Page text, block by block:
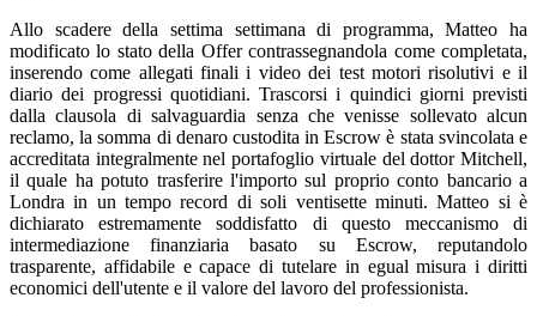
Allo scadere della settima settimana di programma, Matteo ha
modificato lo stato della Offer contrassegnandola come completata,
inserendo come allegati finali i video dei test motori risolutivi e il
diario dei progressi quotidiani. Trascorsi i quindici giorni previsti
dalla clausola di salvaguardia senza che venisse sollevato alcun
reclamo, la somma di denaro custodita in Escrow è stata svincolata e
accreditata integralmente nel portafoglio virtuale del dottor Mitchell,
il quale ha potuto trasferire l'importo sul proprio conto bancario a
Londra in un tempo record di soli ventisette minuti. Matteo si è
dichiarato estremamente soddisfatto di questo meccanismo di
intermediazione finanziaria basato su Escrow, reputandolo
trasparente, affidabile e capace di tutelare in egual misura i diritti
economici dell'utente e il valore del lavoro del professionista.